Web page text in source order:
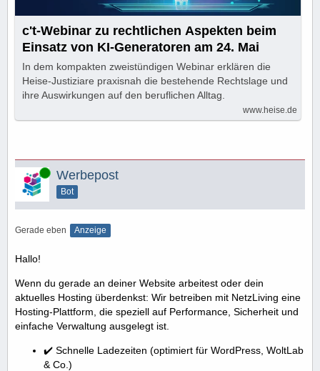
c't-Webinar zu rechtlichen Aspekten beim
Einsatz von KI-Generatoren am 24. Mai
In dem kompakten zweistündigen Webinar erklären die
Heise-Justiziare praxisnah die bestehende Rechtslage und
ihre Auswirkungen auf den beruflichen Alltag.
www.heise.de
Online Werbepost
Bot
Gerade eben Anzeige
Hallo!
Wenn du gerade an deiner Website arbeitest oder dein
aktuelles Hosting überdenkst: Wir betreiben mit NetzLiving eine
Hosting-Plattform, die speziell auf Performance, Sicherheit und
einfache Verwaltung ausgelegt ist.
✔️ Schnelle Ladezeiten (optimiert für WordPress, WoltLab
& Co.)